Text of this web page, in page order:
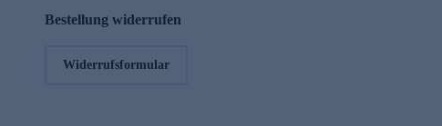
Bestellung widerrufen
Widerrufsformular